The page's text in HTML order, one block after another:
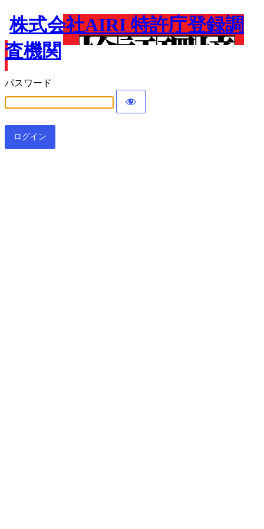
株式会社AIRI 特許庁登録調
査機関
パスワード